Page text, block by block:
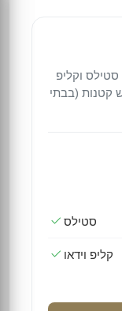
וקליפ
קטנות (בבתי
סטילס
קליפ וידאו